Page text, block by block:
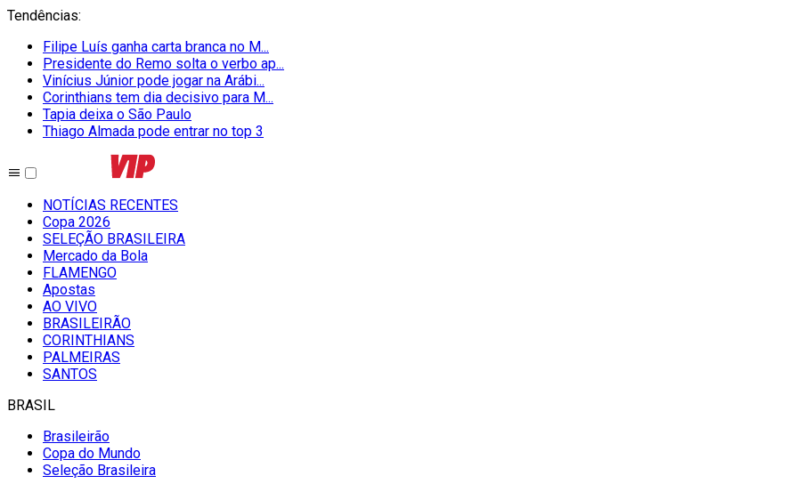
Tendências:
Filipe Luís ganha carta branca no M...
Presidente do Remo solta o verbo ap...
Vinícius Júnior pode jogar na Arábi...
Corinthians tem dia decisivo para M...
Tapia deixa o São Paulo
Thiago Almada pode entrar no top 3
NOTÍCIAS RECENTES
Copa 2026
SELEÇÃO BRASILEIRA
Mercado da Bola
FLAMENGO
Apostas
AO VIVO
BRASILEIRÃO
CORINTHIANS
PALMEIRAS
SANTOS
BRASIL
Brasileirão
Copa do Mundo
Seleção Brasileira